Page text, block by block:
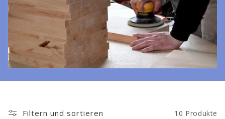
o
i
e
:
Filtern und sortieren 10 Produkte